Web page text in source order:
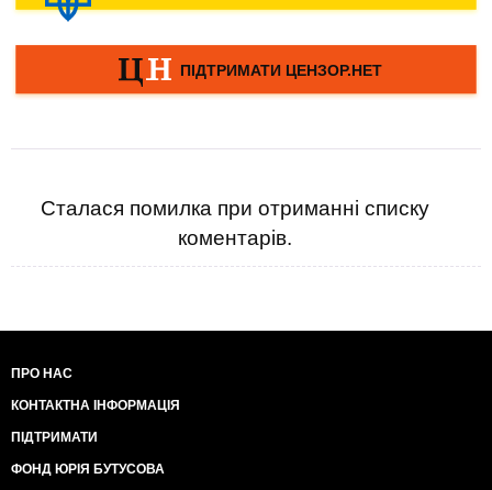
Сталася помилка при отриманні списку
коментарів.
ПРО НАС
КОНТАКТНА ІНФОРМАЦІЯ
ПІДТРИМАТИ
ФОНД ЮРІЯ БУТУСОВА